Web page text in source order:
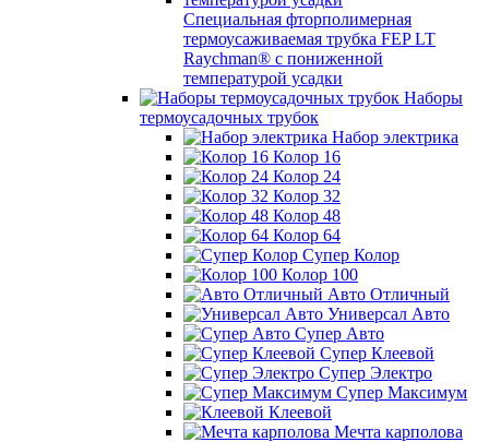
Специальная фторполимерная
термоусаживаемая трубка FEP LT
Raychman® с пониженной
температурой усадки
Наборы
термоусадочных трубок
Набор электрика
Колор 16
Колор 24
Колор 32
Колор 48
Колор 64
Супер Колор
Колор 100
Авто Отличный
Универсал Авто
Супер Авто
Супер Клеевой
Супер Электро
Супер Максимум
Клеевой
Мечта карполова